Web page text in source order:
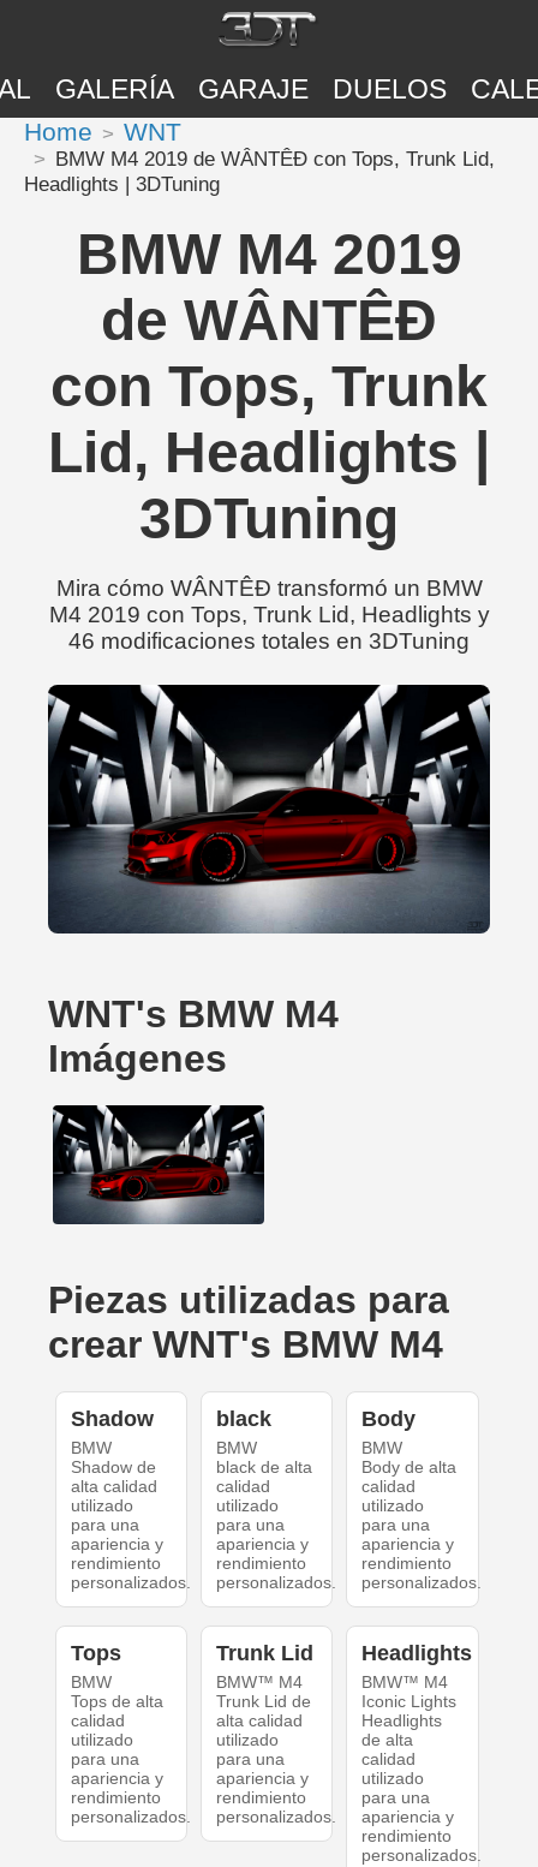
GALERÍA GARAJE DUELOS
Home WNT
BMW M4 2019 de WÂNTÊÐ con Tops, Trunk Lid,
Headlights | 3DTuning
BMW M4 2019
de WÂNTÊÐ
con Tops, Trunk
Lid, Headlights |
3DTuning
Mira cómo WÂNTÊÐ transformó un BMW
M4 2019 con Tops, Trunk Lid, Headlights y
46 modificaciones totales en 3DTuning
WNT's BMW M4
Imágenes
Piezas utilizadas para
crear WNT's BMW M4
Shadow
BMW
Shadow de
alta calidad
utilizado
para una
apariencia y
rendimiento
personalizados.
black
BMW
black de alta
calidad
utilizado
para una
apariencia y
rendimiento
personalizados.
Body
BMW
Body de alta
calidad
utilizado
para una
apariencia y
rendimiento
personalizados.
Tops
BMW
Tops de alta
calidad
utilizado
para una
apariencia y
rendimiento
personalizados.
Trunk Lid
BMW™ M4
Trunk Lid de
alta calidad
utilizado
para una
apariencia y
rendimiento
personalizados.
Headlights
BMW™ M4
Iconic Lights
Headlights
de alta
calidad
utilizado
para una
apariencia y
rendimiento
personalizados.